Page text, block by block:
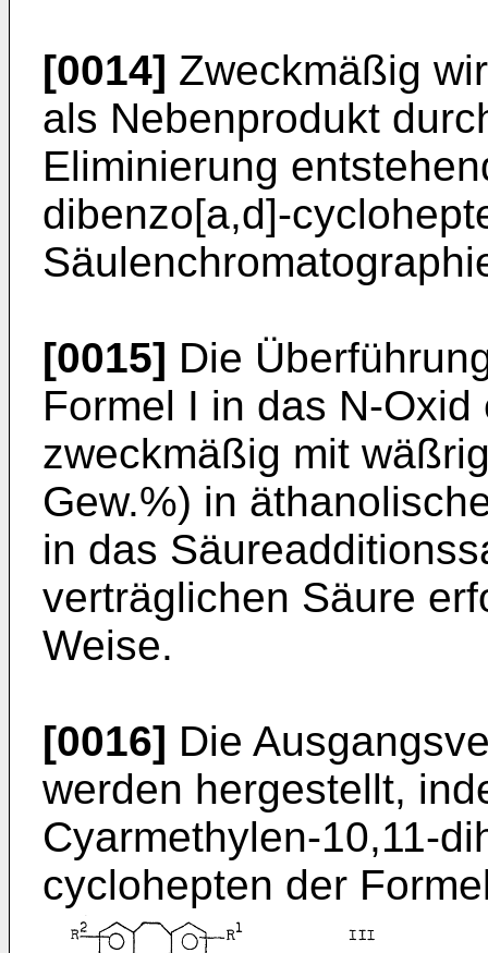
[0014] Zweckmäßig
als Nebenprodukt
Eliminierung
dibenzo[a,d]-
[0015] Die
Formel I in das N-
zweckmäßig mit
Gew.%) in
in das
verträglichen Säure
Weise.
[0016] Die
werden hergestellt,
Cyarmethylen-10,11-
cyclohepten der